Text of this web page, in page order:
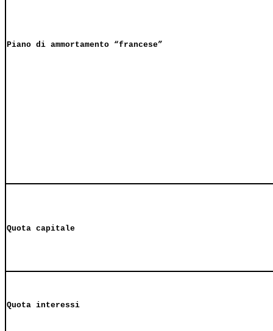
Piano di ammortamento “francese”
Quota capitale
Quota interessi